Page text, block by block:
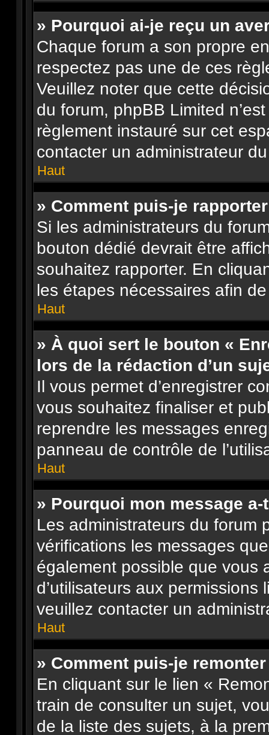
» Pourquoi ai-je reçu un
Chaque forum a son propre
respectez pas une de ces
Veuillez noter que cette
du forum, phpBB Limited
règlement instauré sur cet
contacter un administrateur
Haut
» Comment puis-je
Si les administrateurs du
bouton dédié devrait être
souhaitez rapporter. En
les étapes nécessaires afin
Haut
» À quoi sert le bouton «
lors de la rédaction d’un
Il vous permet d’enregistrer
vous souhaitez finaliser et
reprendre les messages
panneau de contrôle de
Haut
» Pourquoi mon message
Les administrateurs du forum
vérifications les messages
également possible que vous
d’utilisateurs aux permissions
veuillez contacter un
Haut
» Comment puis-je
En cliquant sur le lien «
train de consulter un sujet,
de la liste des sujets, à la